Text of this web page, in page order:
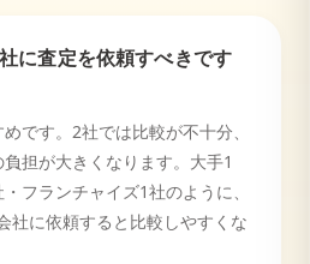
に査定を依頼すべきです
です。2社では比較が不十分、
担が大きくなります。大手1
フランチャイズ1社のように、
社に依頼すると比較しやすくな